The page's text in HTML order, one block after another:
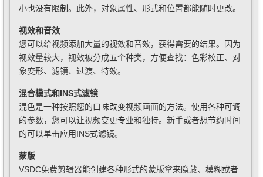
小也没有限制。此外，对象属性、形式和位置都能随时更改。
视效和音效
您可以给视频添加大量的视效和音效，获得需要的结果。因为
视效量较大，视效被分成五个种类，方便查找：色彩校正、对
象变形、滤镜、过渡、特效。
混合模式和INS式滤镜
混色是一种按照您的口味改变视频画面的方法。使用各种可调
的参数，您可以让视频变更专业和独特。新手或者想节约时间
的可以单击应用INS式滤镜。
蒙版
VSDC免费剪辑器能创建各种形式的蒙版拿来隐藏、模糊或者